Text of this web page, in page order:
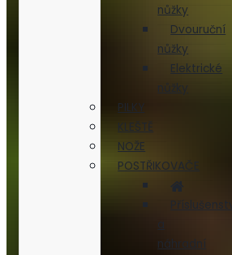
nůžky
Dvouruční
nůžky
Elektrické
nůžky
PILKY
KLEŠTĚ
NOŽE
POSTŘIKOVAČE
Příslušenství
a
náhradní